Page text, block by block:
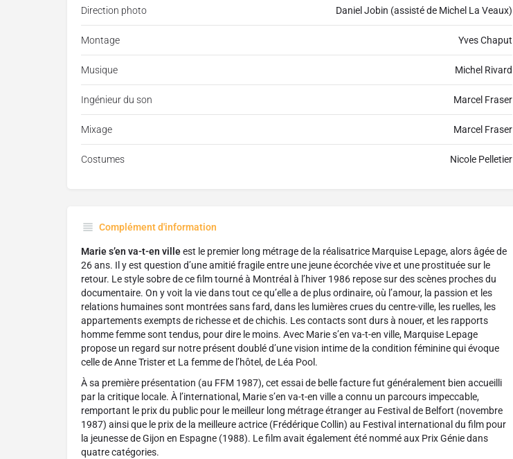
Direction photo Daniel Jobin (assisté de Michel La Veaux)
Montage Yves Chaput
Musique Michel Rivard
Ingénieur du son Marcel Fraser
Mixage Marcel Fraser
Costumes Nicole Pelletier
Complément d'information
Marie s’en va-t-en villeest le premier long métrage de la réalisatrice Marquise Lepage, alors âgée de
26 ans. Il y est question d’une amitié fragile entre une jeune écorchée vive et une prostituée sur le
retour. Le style sobre de ce film tourné à Montréal à l’hiver 1986 repose sur des scènes proches du
documentaire. On y voit la vie dans tout ce qu’elle a de plus ordinaire, où l’amour, la passion et les
relations humaines sont montrées sans fard, dans les lumières crues du centre-ville, les ruelles, les
appartements exempts de richesse et de chichis. Les contacts sont durs à nouer, et les rapports
homme femme sont tendus, pour dire le moins. Avec Marie s’en va-t-en ville, Marquise Lepage
propose un regard sur notre présent doublé d’une vision intime de la condition féminine qui évoque
celle de Anne Trister et La femme de l’hôtel, de Léa Pool.
À sa première présentation (au FFM 1987), cet essai de belle facture fut généralement bien accueilli
par la critique locale. À l’international, Marie s’en va-t-en ville a connu un parcours impeccable,
remportant le prix du public pour le meilleur long métrage étranger au Festival de Belfort (novembre
1987) ainsi que le prix de la meilleure actrice (Frédérique Collin) au Festival international du film pour
la jeunesse de Gijon en Espagne (1988). Le film avait également été nommé aux Prix Génie dans
quatre catégories.